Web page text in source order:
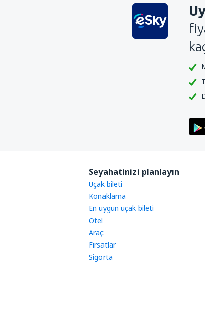
Kuantan Sultan Ahmad Shah (KUA)
Johor Bahru Sultan Ismail (JHB)
Kota Bharu Sultan Ismail Petra
Seyahatinizi planlayın
Uçak bileti
Konaklama
En uygun uçak bileti
Otel
Araç
Firsatlar
Sigorta